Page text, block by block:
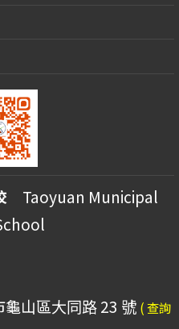
Taoyuan Municipal
山區大同路 23 號 ( 查詢